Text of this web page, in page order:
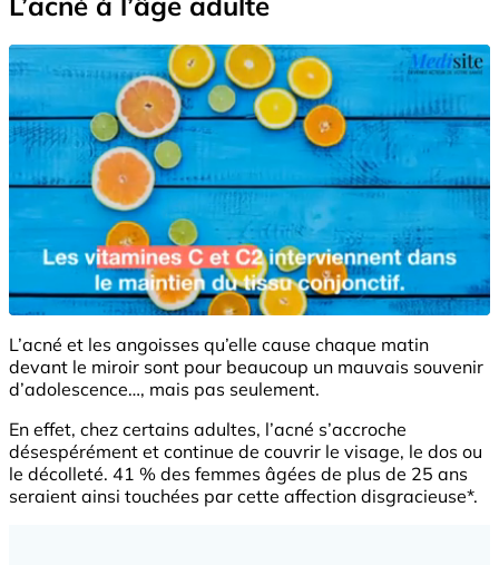
L’acné et les angoisses qu’elle cause chaque matin
devant le miroir sont pour beaucoup un mauvais souvenir
d’adolescence…, mais pas seulement.
En effet, chez certains adultes, l’acné s’accroche
désespérément et continue de couvrir le visage, le dos ou
le décolleté. 41 % des femmes âgées de plus de 25 ans
seraient ainsi touchées par cette affection disgracieuse*.